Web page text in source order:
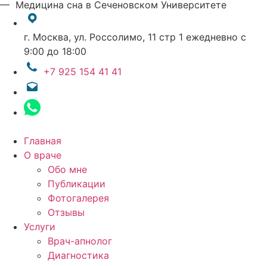
— Медицина сна в Сеченовском Университете
г. Москва, ул. Россолимо, 11 стр 1 ежедневно с
9:00 до 18:00
+7 925 154 41 41
Главная
О враче
Обо мне
Публикации
Фотогалерея
Отзывы
Услуги
Врач-апнолог
Диагностика